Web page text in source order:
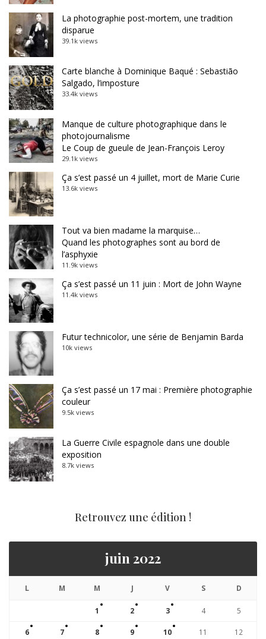
La photographie post-mortem, une tradition
disparue
39.1k views
Carte blanche à Dominique Baqué : Sebastião
Salgado, l’imposture
33.4k views
Manque de culture photographique dans le
photojournalisme
Le Coup de gueule de Jean-François Leroy
29.1k views
Ça s’est passé un 4 juillet, mort de Marie Curie
13.6k views
Tout va bien madame la marquise…
Quand les photographes sont au bord de
l’asphyxie
11.9k views
Ça s’est passé un 11 juin : Mort de John Wayne
11.4k views
Futur technicolor, une série de Benjamin Barda
10k views
Ça s’est passé un 17 mai : Première photographie
couleur
9.5k views
La Guerre Civile espagnole dans une double
exposition
8.7k views
Retrouvez une édition !
juin 2022
L M M J V S D
1 2 3 4 5
6 7 8 9 10 11 12